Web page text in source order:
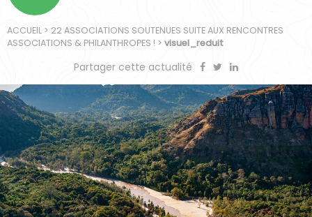
ACCUEIL > 22 ASSOCIATIONS SOUTENUES SUITE AUX RENCONTRES
ASSOCIATIONS & PHILANTHROPES ! > visuel_reduit
Partager cette actualité